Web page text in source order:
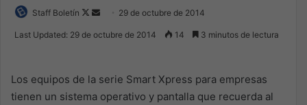
Staff Boletín
Follow
Send 29 de octubre de 2014
Last Updated: 29 de octubre de 2014 14 3 minutos de lectura
Los equipos de la serie Smart Xpress para empresas
tienen un sistema operativo y pantalla que recuerda al